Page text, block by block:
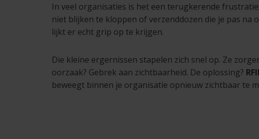
In veel organisaties is het een terugkerende
niet blijken te kloppen of verzenddozen die je pas
lijkt er echt grip op te krijgen.
Die kleine ergernissen stapelen zich snel op. Ze
oorzaak? Gebrek aan zichtbaarheid. De oplossing?
beweegt binnen je organisatie opnieuw zichtbaar te